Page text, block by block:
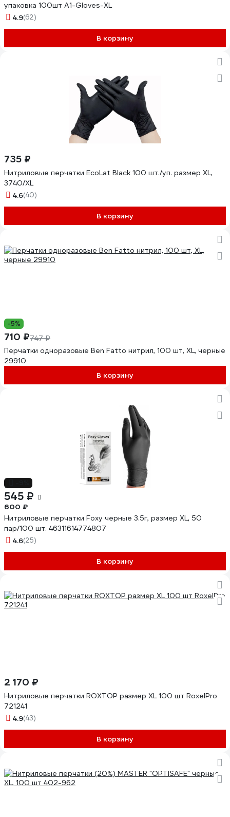
упаковка 100шт A1-Gloves-XL
4.9(62)
В корзину
735 ₽
Нитриловые перчатки EcoLat Black 100 шт./уп. размер XL,
3740/XL
4.6(40)
В корзину
-5%
710 ₽747 ₽
Перчатки одноразовые Ben Fatto нитрил, 100 шт, XL, черные
29910
В корзину
545 ₽
600 ₽
Нитриловые перчатки Foxy черные 3.5г, размер ХL, 50
пар/100 шт. 46311614774807
4.6(25)
В корзину
2 170 ₽
Нитриловые перчатки ROXTOP размер XL 100 шт RoxelPro
721241
4.9(43)
В корзину